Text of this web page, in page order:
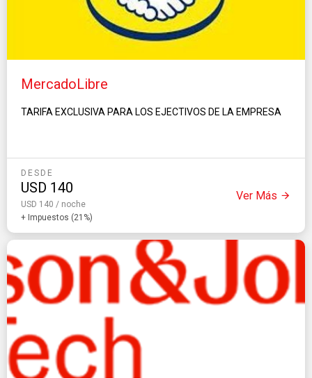
MercadoLibre
TARIFA EXCLUSIVA PARA LOS EJECTIVOS DE LA EMPRESA
DESDE
USD 140
USD 140 / noche
+ Impuestos (21%)
Ver Más